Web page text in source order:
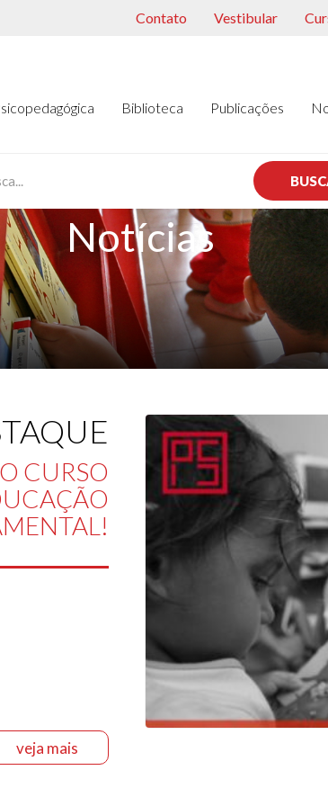
Contato Vestibular
Biblioteca Publicações
Notícias
CURSO
veja mais